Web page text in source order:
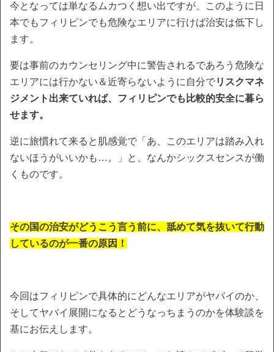
今となっては単なるムカつく想い出ですが、このように日
本でもフィリピンでも危険なエリアに行けば治安は低下し
ます。
要は事前のカウンセリング中に警告されるであろう危険な
エリアには行かない＆近寄らないように自分でリスクマネ
ジメント出来ていれば、フィリピンでも比較的安全に暮ら
せます。
逆に旅慣れて来ると肌感覚で「あ、このエリアは踏み入れ
ないほうがいいかも…。」と、なんかシックスセンスが働
くものです。
その国の治安がどうこう言う前に、舐めて気を抜いて行動
しているのが一番の原因！
今回はフィリピンで具体的にどんなエリアがヤバイのか、
そしてヤバイ展開になるとどうなっちまうのかを体験談を
基にお伝えします。